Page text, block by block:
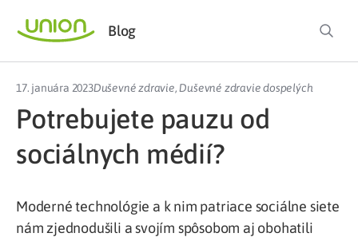
Blog
17. januára 2023Duševné zdravie,Duševné zdravie dospelých
Potrebujete pauzu od
sociálnych médií?
Moderné technológie a k nim patriace sociálne siete
nám zjednodušili a svojím spôsobom aj obohatili